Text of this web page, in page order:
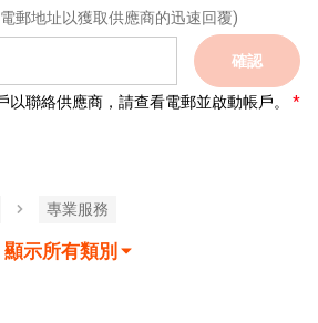
郵地址以獲取供應商的迅速回覆)
確認
聯絡供應商，請查看電郵並啟動帳戶。
專業服務
顯示所有類別